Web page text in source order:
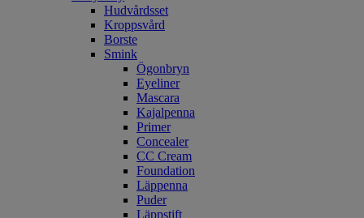
Hudvårdsset
Kroppsvård
Borste
Smink
Ögonbryn
Eyeliner
Mascara
Kajalpenna
Primer
Concealer
CC Cream
Foundation
Läppenna
Puder
Läppstift